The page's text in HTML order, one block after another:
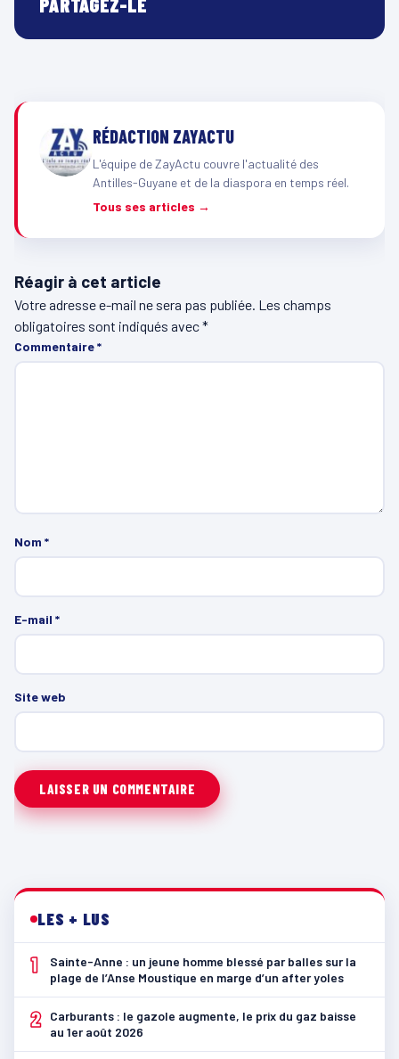
PARTAGEZ-LE
RÉDACTION ZAYACTU
L'équipe de ZayActu couvre l'actualité des
Antilles-Guyane et de la diaspora en temps réel.
Tous ses articles →
Réagir à cet article
Votre adresse e-mail ne sera pas publiée. Les champs
obligatoires sont indiqués avec*
Commentaire*
Nom *
E-mail *
Site web
LES + LUS
1
Sainte-Anne : un jeune homme blessé par balles sur la
plage de l’Anse Moustique en marge d’un after yoles
2
Carburants : le gazole augmente, le prix du gaz baisse
au 1er août 2026